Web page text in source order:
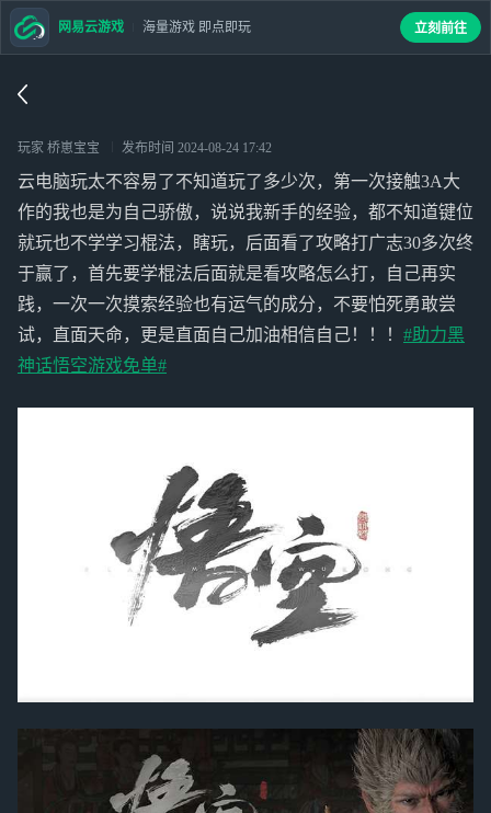
玩家 桥崽宝宝 发布时间 2024-08-24 17:42
云电脑玩太不容易了不知道玩了多少次，第一次接触3A大
作的我也是为自己骄傲，说说我新手的经验，都不知道键位
就玩也不学学习棍法，瞎玩，后面看了攻略打广志30多次终
于赢了，首先要学棍法后面就是看攻略怎么打，自己再实
践，一次一次摸索经验也有运气的成分，不要怕死勇敢尝
试，直面天命，更是直面自己加油相信自己！！！ #助力黑
神话悟空游戏免单#
网易云游戏 海量游戏 即点即玩 立刻前往